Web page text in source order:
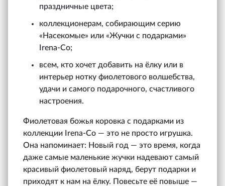
праздничные цвета;
коллекционерам, собирающим серию
«Насекомые» или «Жучки с подарками»
Irena‑Co;
всем, кто хочет добавить на ёлку или в
интерьер нотку фиолетового волшебства,
удачи и самого подарочного, счастливого
настроения.
Фиолетовая божья коровка с подарками из
коллекции Irena‑Co — это не просто игрушка.
Она напоминает: Новый год — это время, когда
даже самые маленькие жучки надевают самый
красивый фиолетовый наряд, берут подарки и
приходят к нам на ёлку. Повесьте её повыше —